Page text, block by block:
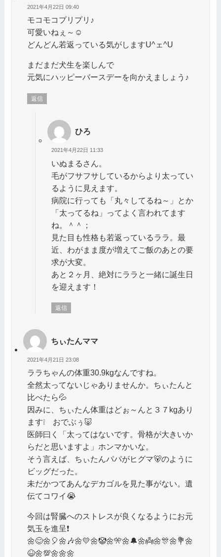
2021年4月22日 09:40
モコモコプリプリ♪
可愛いねぇ～☺️
どんどん若返っている気がしますU^ェ^U
まだまだ犬生を楽しんで
元気にハッピーバースデーを向かえましょう♪
返信
ひろ
2021年4月22日 11:33
いぬまるさん。
毛がフサフサしているからより太ってい
るように見えます。
病院に行っても「丸々してるね～」とか
「太ってるね」ってよく言われてます
ね。＾＾；
見た目も性格も若返っているララ。最
近、わがまま度が増えてご飯のあとの要
求が大変。
あと２ヶ月、絶対にララと一緒に誕生日
を迎えます！
返信
ちぃたんママ
2021年4月21日 23:08
ララちゃんの体重30.9kgなんですね。
全然太ってないじゃありませんか。ちぃたんと
比べたら💦
因みに、ちぃたん体重はどぉ～んと３７kgあり
ます❕ おでぶぅ🐷
医師曰く「太ってはないです。骨格が大きいか
らだと思いますよ」ホンマかいな。
そう言えば、ちぃたんパパがヒグマ🐻のように
ビッグだった。
未だかつてあんなデカゴルを見た事がない。遺
伝てコワイ😭
今回は腎臓へのストレスが良くなるようにお元
気玉を進呈❗
🌼😊🌼🎈🌼🎶🌼💛🌼🤡🌼🎌🌼🔔🌼👼🌼🎊🌼💐🌼
😆🌼💯🌼🌼🌼